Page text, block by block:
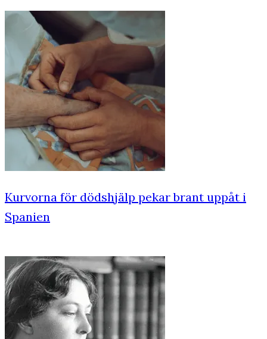
Kurvorna för dödshjälp pekar brant uppåt i
Spanien